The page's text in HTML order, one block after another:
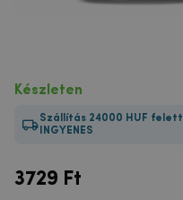
Készleten
Szállítás 24000 HUF felett
INGYENES
3729 Ft